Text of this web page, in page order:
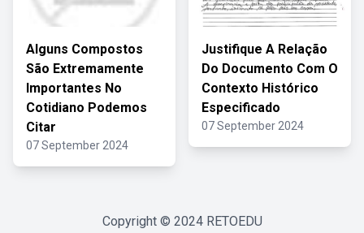
Alguns Compostos
São Extremamente
Importantes No
Cotidiano Podemos
Citar
07 September 2024
Justifique A Relação
Do Documento Com O
Contexto Histórico
Especificado
07 September 2024
Copyright © 2024 RETOEDU